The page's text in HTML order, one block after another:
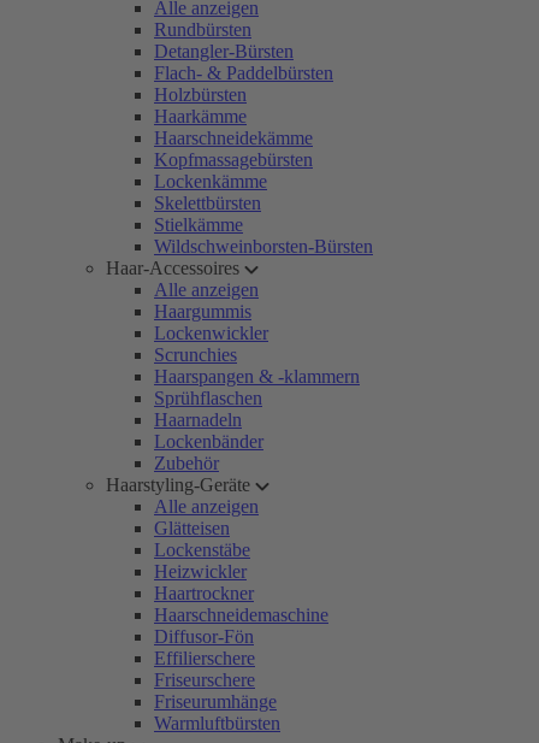
Alle anzeigen
Rundbürsten
Detangler-Bürsten
Flach- & Paddelbürsten
Holzbürsten
Haarkämme
Haarschneidekämme
Kopfmassagebürsten
Lockenkämme
Skelettbürsten
Stielkämme
Wildschweinborsten-Bürsten
Haar-Accessoires
Alle anzeigen
Haargummis
Lockenwickler
Scrunchies
Haarspangen & -klammern
Sprühflaschen
Haarnadeln
Lockenbänder
Zubehör
Haarstyling-Geräte
Alle anzeigen
Glätteisen
Lockenstäbe
Heizwickler
Haartrockner
Haarschneidemaschine
Diffusor-Fön
Effilierschere
Friseurschere
Friseurumhänge
Warmluftbürsten